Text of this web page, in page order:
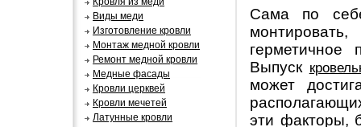
Виды меди
Изготовление кровли
Монтаж медной кровли
Ремонт медной кровли
Медные фасады
Кровли церквей
Кровли мечетей
Латунные кровли
Сама по
герметичное
Выпуск
может
эти факторы,